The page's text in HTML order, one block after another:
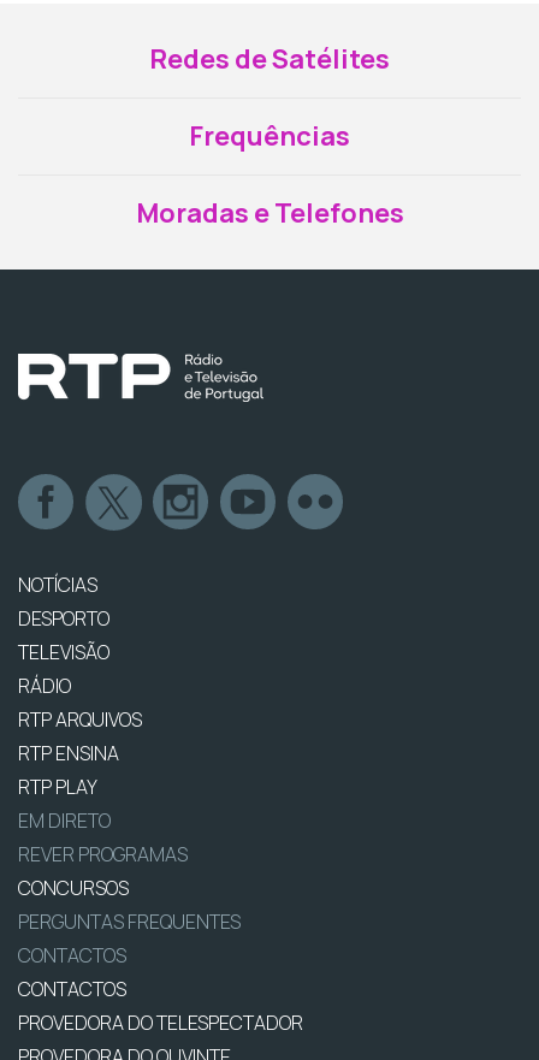
Redes de Satélites
Frequências
Moradas e Telefones
NOTÍCIAS
DESPORTO
TELEVISÃO
RÁDIO
RTP ARQUIVOS
RTP ENSINA
RTP PLAY
EM DIRETO
REVER PROGRAMAS
CONCURSOS
PERGUNTAS FREQUENTES
CONTACTOS
CONTACTOS
PROVEDORA DO TELESPECTADOR